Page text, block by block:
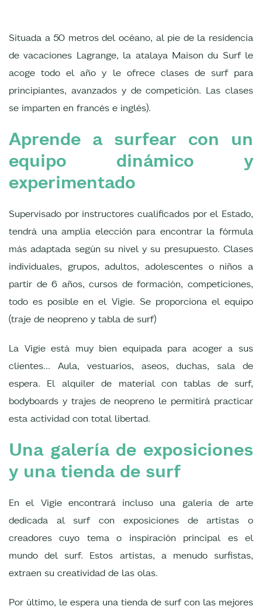
Situada a 50 metros del océano, al pie de la residencia
de vacaciones Lagrange, la atalaya Maison du Surf le
acoge todo el año y le ofrece clases de surf para
principiantes, avanzados y de competición. Las clases
se imparten en francés e inglés).
Aprende a surfear con un
equipo dinámico y
experimentado
Supervisado por instructores cualificados por el Estado,
tendrá una amplia elección para encontrar la fórmula
más adaptada según su nivel y su presupuesto. Clases
individuales, grupos, adultos, adolescentes o niños a
partir de 6 años, cursos de formación, competiciones,
todo es posible en el Vigie. Se proporciona el equipo
(traje de neopreno y tabla de surf)
La Vigie está muy bien equipada para acoger a sus
clientes... Aula, vestuarios, aseos, duchas, sala de
espera. El alquiler de material con tablas de surf,
bodyboards y trajes de neopreno le permitirá practicar
esta actividad con total libertad.
Una galería de exposiciones
y una tienda de surf
En el Vigie encontrará incluso una galería de arte
dedicada al surf con exposiciones de artistas o
creadores cuyo tema o inspiración principal es el
mundo del surf. Estos artistas, a menudo surfistas,
extraen su creatividad de las olas.
Por último, le espera una tienda de surf con las mejores